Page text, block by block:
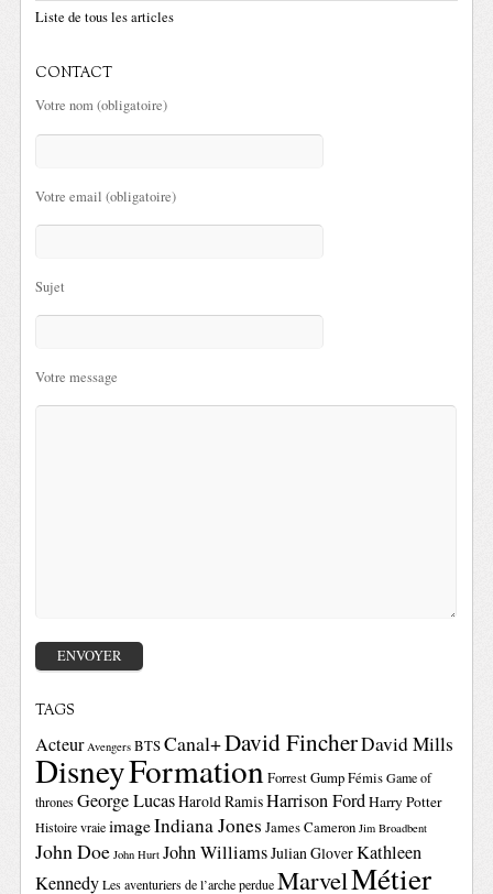
Liste de tous les articles
CONTACT
Votre nom (obligatoire)
Votre email (obligatoire)
Sujet
Votre message
TAGS
Acteur Avengers BTSCanal+David FincherDavid Mills
DisneyFormationForrest GumpFémis Game of
thrones George LucasHarold RamisHarrison FordHarry Potter
Histoire vraie imageIndiana Jones James Cameron Jim Broadbent
John Doe John Hurt John WilliamsJulian GloverKathleen
Kennedy Les aventuriers de l’arche perdue MarvelMétier